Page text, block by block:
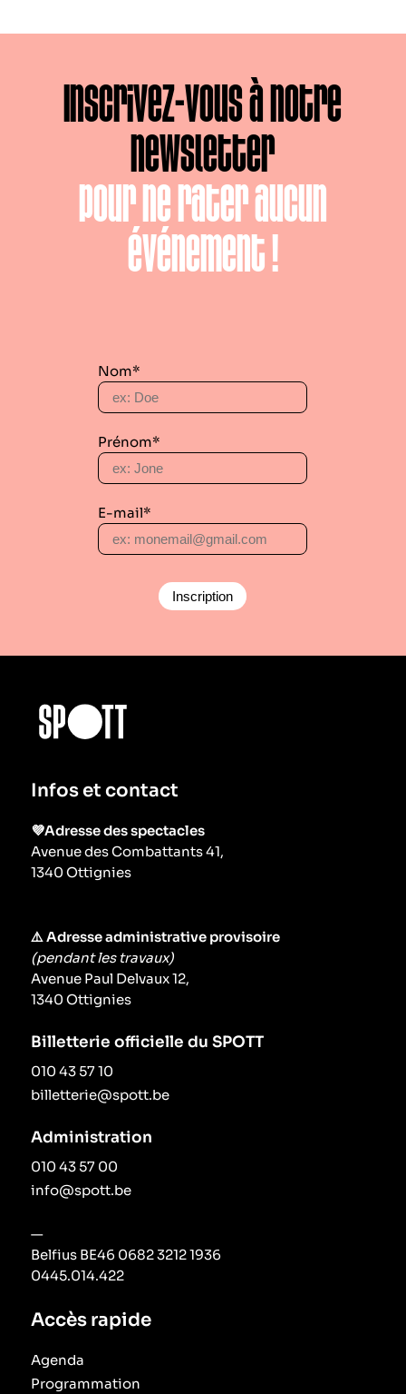
Inscrivez-vous à notre
newsletter
pour ne rater aucun
événement !
Nom*
Prénom*
E-mail*
Accès rapide
Agenda
Programmation
Infos et contact
💜Adresse des spectacles
Avenue des Combattants 41,
1340 Ottignies
⚠️ Adresse administrative provisoire
(pendant les travaux)
Avenue Paul Delvaux 12,
1340 Ottignies
Billetterie officielle du SPOTT
010 43 57 10
billetterie@spott.be
Administration
010 43 57 00
info@spott.be
—
Belfius BE46 0682 3212 1936
0445.014.422